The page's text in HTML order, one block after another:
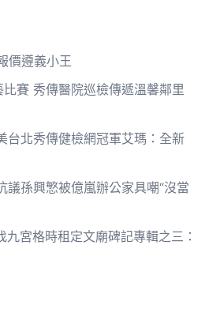
價遵義小王
賽 秀傳醫院巡檢傳遞溫馨鄰里
台北秀傳健檢網冠軍艾瑪：全新
議孫興慜被億嵐辦公家具嘲“沒當
九宮格時租定文廟碑記專輯之三：